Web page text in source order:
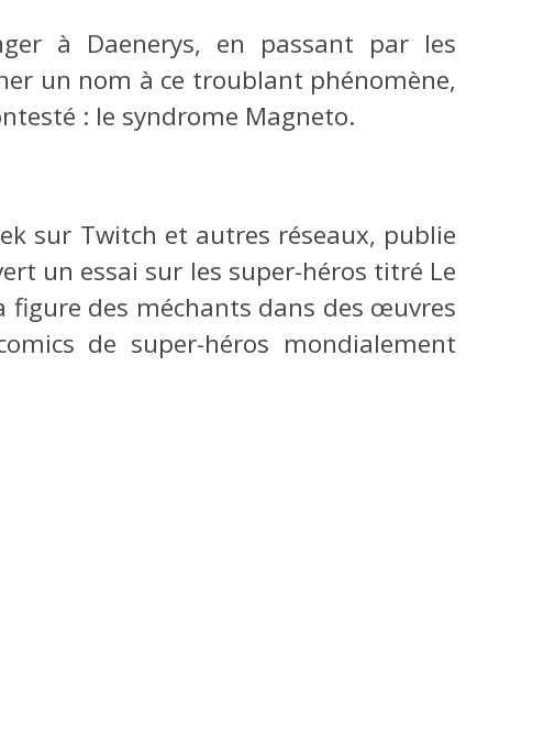
à Daenerys, en passant par les
un nom à ce troublant phénomène,
: le syndrome Magneto.
sur Twitch et autres réseaux, publie
un essai sur les super-héros titré Le
des méchants dans des œuvres
de super-héros mondialement